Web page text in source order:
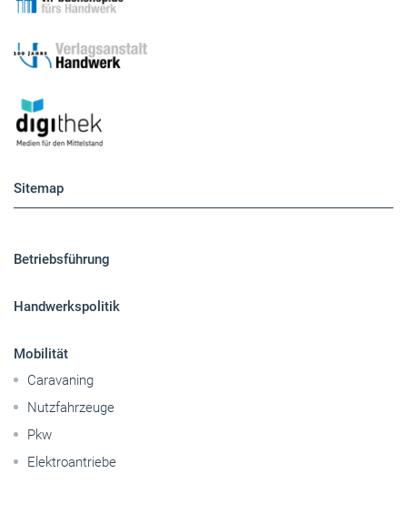
Sitemap
Betriebsführung
Handwerkspolitik
Mobilität
Caravaning
Nutzfahrzeuge
Pkw
Elektroantriebe